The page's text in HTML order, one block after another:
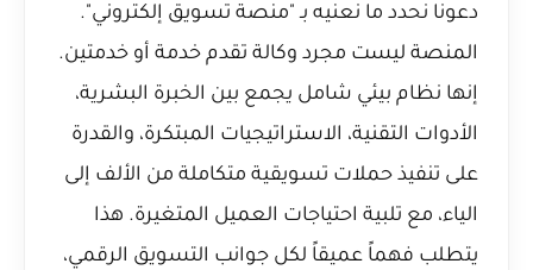
دعونا نحدد ما نعنيه بـ "منصة تسويق إلكتروني".
المنصة ليست مجرد وكالة تقدم خدمة أو خدمتين.
إنها نظام بيئي شامل يجمع بين الخبرة البشرية،
الأدوات التقنية، الاستراتيجيات المبتكرة، والقدرة
على تنفيذ حملات تسويقية متكاملة من الألف إلى
الياء، مع تلبية احتياجات العميل المتغيرة. هذا
يتطلب فهماً عميقاً لكل جوانب التسويق الرقمي،